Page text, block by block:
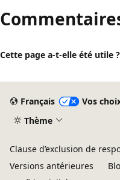
lecture
désactivé
Cette page a-t-elle été utile ?
Français
Vos
Thème
Clause d’exclusion de
Versions antérieures